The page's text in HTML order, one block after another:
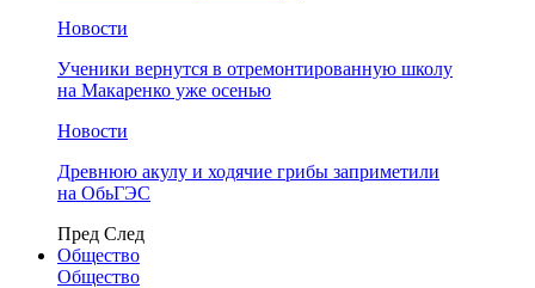
Новости
Ученики вернутся в отремонтированную школу
на Макаренко уже осенью
Новости
Древнюю акулу и ходячие грибы заприметили
на ОбьГЭС
Пред След
Общество
Общество